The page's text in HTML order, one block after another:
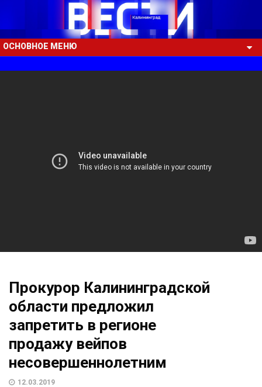
ОСНОВНОЕ МЕНЮ
Прокурор Калининградской
области предложил
запретить в регионе
продажу вейпов
несовершеннолетним
12.03.2019